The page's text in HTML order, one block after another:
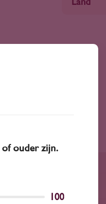
Land
ouder zijn.
100